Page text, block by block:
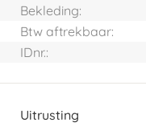
Bekleding:
Btw aftrekbaar:
IDnr.:
Uitrusting